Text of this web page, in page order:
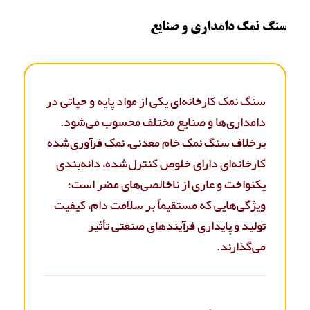
سنگ نمک دامداری و صنایع
سنگ نمک کارخانه‌ای یکی از مواد پایه و حیاتی در
دامداری‌ها و صنایع مختلف محسوب می‌شود.
برخلاف سنگ نمک خام معدنی، نمک فرآوری‌شده
کارخانه‌ای دارای خلوص کنترل‌شده، دانه‌بندی
یکنواخت و عاری از ناخالصی‌های مضر است؛
ویژگی‌هایی که مستقیماً بر سلامت دام، کیفیت
تولید و پایداری فرآیندهای صنعتی تأثیر
می‌گذارند.